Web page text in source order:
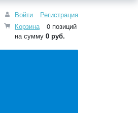
Войти
Регистрация
Корзина
0 позиций
на сумму 0 руб.